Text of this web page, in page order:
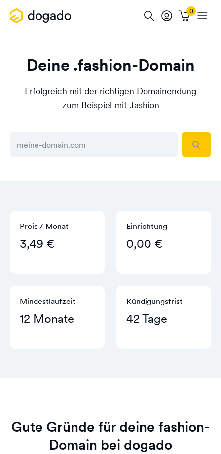
Deine .fashion-Domain
Erfolgreich mit der richtigen Domainendung
zum Beispiel mit .fashion
Preis / Monat
3,49 €
Einrichtung
0,00 €
Mindestlaufzeit
12 Monate
Kündigungs­frist
42 Tage
Gute Gründe für deine fashion-
Domain bei dogado